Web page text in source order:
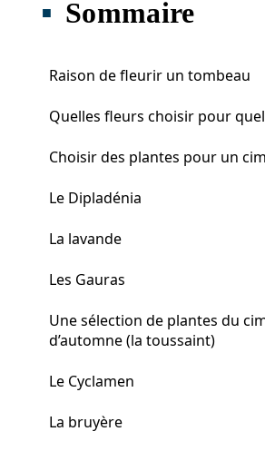
Sommaire
Raison de fleurir un tombeau
Quelles fleurs choisir pour
Choisir des plantes pour un
Le Dipladénia
La lavande
Les Gauras
Une sélection de plantes du
d’automne (la toussaint)
Le Cyclamen
La bruyère